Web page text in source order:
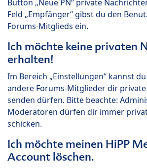
Button „Neue PN“ private
Feld „Empfänger“ gibst du den
Forums-Mitglieds ein.
Ich möchte keine privaten
erhalten!
Im Bereich „Einstellungen“ kannst
andere Forums-Mitglieder dir
senden dürfen. Bitte beachte:
Moderatoren dürfen dir immer
schicken.
Ich möchte meinen HiPP
Account löschen.